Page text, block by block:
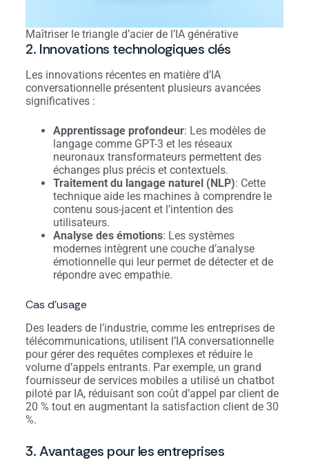
Maîtriser le triangle d’acier de l’IA générative
2. Innovations technologiques clés
Les innovations récentes en matière d’IA
conversationnelle présentent plusieurs avancées
significatives :
Apprentissage profondeur: Les modèles de
langage comme GPT-3 et les réseaux
neuronaux transformateurs permettent des
échanges plus précis et contextuels.
Traitement du langage naturel (NLP): Cette
technique aide les machines à comprendre le
contenu sous-jacent et l’intention des
utilisateurs.
Analyse des émotions: Les systèmes
modernes intègrent une couche d’analyse
émotionnelle qui leur permet de détecter et de
répondre avec empathie.
Cas d’usage
Des leaders de l’industrie, comme les entreprises de
télécommunications, utilisent l’IA conversationnelle
pour gérer des requêtes complexes et réduire le
volume d’appels entrants. Par exemple, un grand
fournisseur de services mobiles a utilisé un chatbot
piloté par IA, réduisant son coût d’appel par client de
20 % tout en augmentant la satisfaction client de 30
%.
3. Avantages pour les entreprises